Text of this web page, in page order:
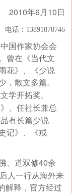
2010年6月 10 日
电话：13891870746
国作家协会会
曾在《当代文
花》、《少说
，散文多篇。
学开拓奖。
、任社长兼总
有长篇少说
记》、《戒
、道双修40余
人一行从海外来
解释，官方经过